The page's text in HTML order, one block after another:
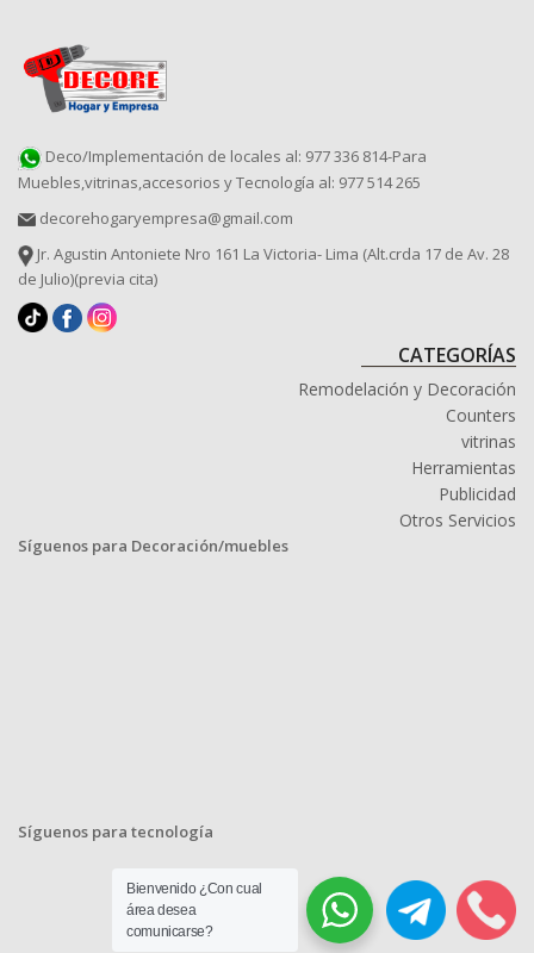
Deco/Implementación de locales al: 977 336 814-Para
Muebles,vitrinas,accesorios y Tecnología al: 977 514 265
decorehogaryempresa@gmail.com
Jr. Agustin Antoniete Nro 161 La Victoria- Lima (Alt.crda 17 de Av. 28
de Julio)(previa cita)
CATEGORÍAS
Remodelación y Decoración
Counters
vitrinas
Herramientas
Publicidad
Otros Servicios
Síguenos para Decoración/muebles
Síguenos para tecnología
Bienvenido ¿Con cual
área desea
comunicarse?